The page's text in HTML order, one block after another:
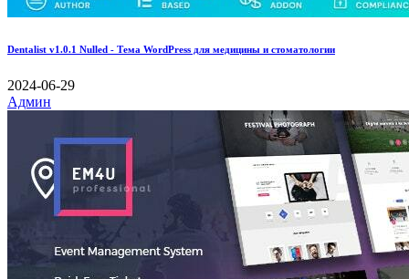
Dentalist v1.0.1 Nulled - Тема WordPress для медицины и стоматологии
2024-06-29
Админ